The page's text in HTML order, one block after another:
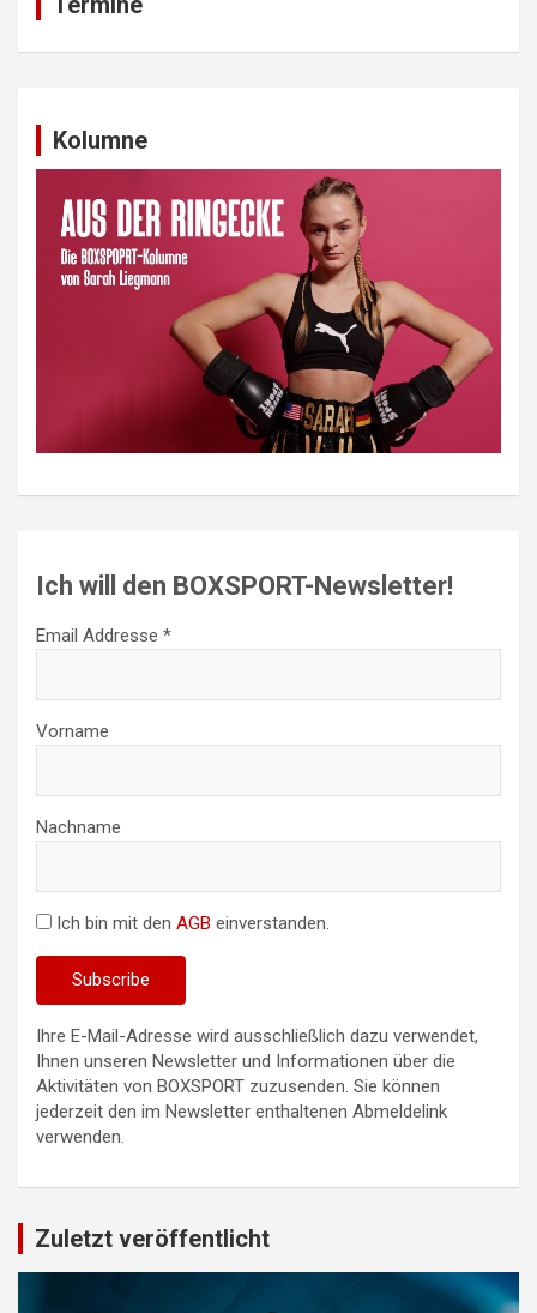
Kolumne
Ich will den BOXSPORT-Newsletter!
Email Addresse *
Vorname
Nachname
Ich bin mit den AGB einverstanden.
Ihre E-Mail-Adresse wird ausschließlich dazu verwendet,
Ihnen unseren Newsletter und Informationen über die
Aktivitäten von BOXSPORT zuzusenden. Sie können
jederzeit den im Newsletter enthaltenen Abmeldelink
verwenden.
Zuletzt veröffentlicht